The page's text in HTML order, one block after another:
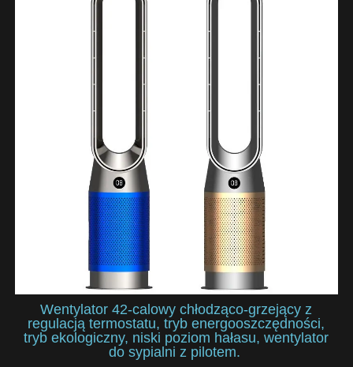
Wentylator 42-calowy chłodząco-grzejący z
regulacją termostatu, tryb energooszczędności,
tryb ekologiczny, niski poziom hałasu, wentylator
do sypialni z pilotem.